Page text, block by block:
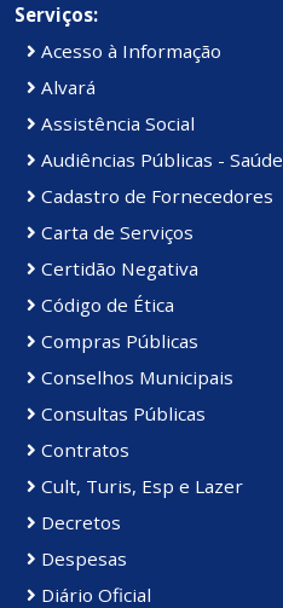
Serviços:
Acesso à Informação
Alvará
Assistência Social
Audiências Públicas - Saúde
Cadastro de Fornecedores
Carta de Serviços
Certidão Negativa
Código de Ética
Compras Públicas
Conselhos Municipais
Consultas Públicas
Contratos
Cult, Turis, Esp e Lazer
Decretos
Despesas
Diário Oficial